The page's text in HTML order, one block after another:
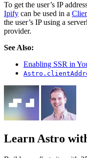
To get the user’s IP
Ipify can be used in a
the user’s IP using a
provider.
See Also:
Enabling SSR in
Learn Astro